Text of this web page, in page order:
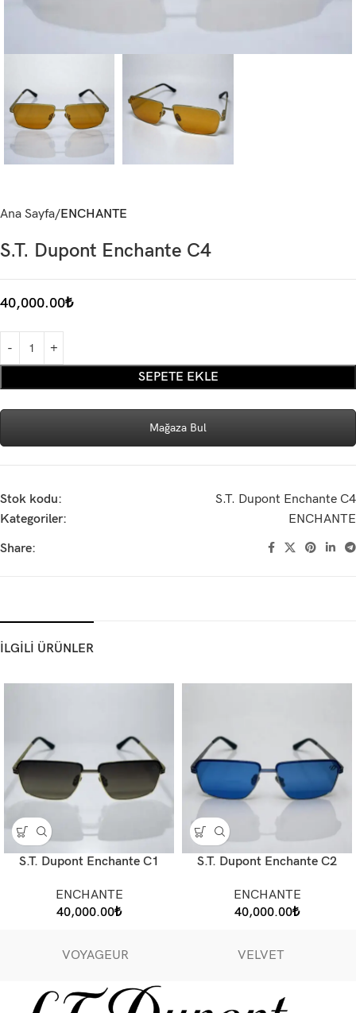
Ana Sayfa ENCHANTE
S.T. Dupont Enchante C4
40,000.00₺
SEPETE EKLE
Mağaza Bul
Stok kodu:
S.T. Dupont Enchante C4
Kategoriler:
ENCHANTE
Share:
İLGİLİ ÜRÜNLER
S.T. Dupont Enchante C1
ENCHANTE
40,000.00₺
S.T. Dupont Enchante C2
ENCHANTE
40,000.00₺
VOYAGEUR VELVET